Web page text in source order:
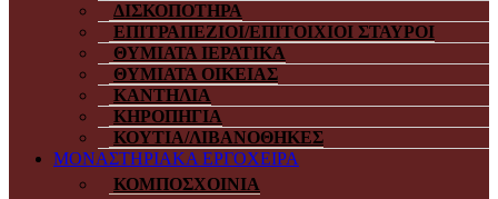
ΔΙΣΚΟΠΟΤΗΡΑ
ΕΠΙΤΡΑΠΕΖΙΟΙ/ΕΠΙΤΟΙΧΙΟΙ ΣΤΑΥΡΟΙ
ΘΥΜΙΑΤΑ ΙΕΡΑΤΙΚΑ
ΘΥΜΙΑΤΑ ΟΙΚΕΙΑΣ
ΚΑΝΤΗΛΙΑ
ΚΗΡΟΠΗΓΙΑ
ΚΟΥΤΙΑ/ΛΙΒΑΝΟΘΗΚΕΣ
ΜΟΝΑΣΤΗΡΙΑΚΑ ΕΡΓΟΧΕΙΡΑ
ΚΟΜΠΟΣΧΟΙΝΙΑ